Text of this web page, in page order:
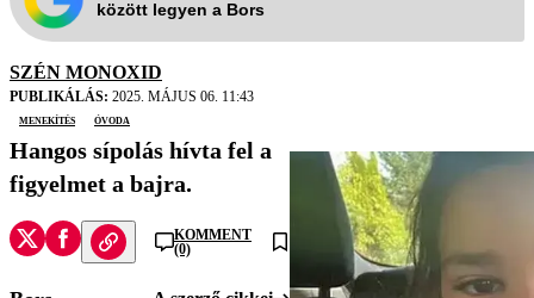
között legyen a Bors
SZÉN MONOXID
PUBLIKÁLÁS: 2025. MÁJUS 06. 11:43
menekítés
óvoda
Hangos sípolás hívta fel a
figyelmet a bajra.
KOMMENT
(0)